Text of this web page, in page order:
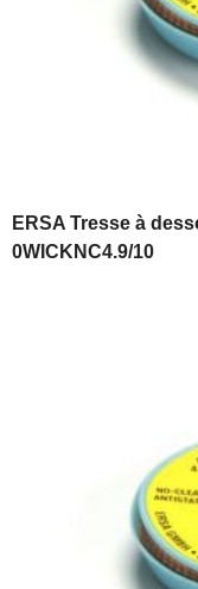
ERSA Tresse à
0WICKNC4.9/10